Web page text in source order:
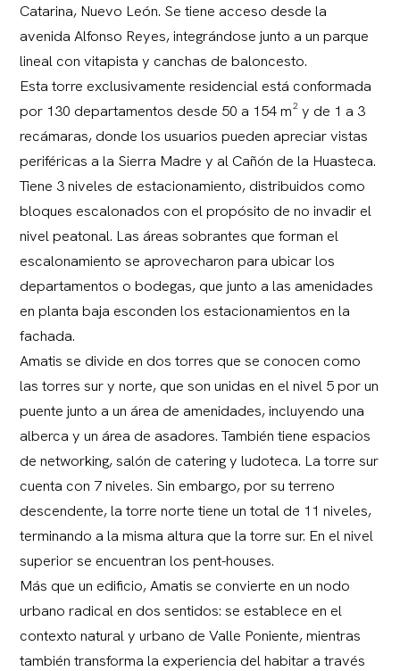
Catarina, Nuevo León. Se tiene acceso desde la
avenida Alfonso Reyes, integrándose junto a un parque
lineal con vitapista y canchas de baloncesto.
Esta torre exclusivamente residencial está conformada
por 130 departamentos desde 50 a 154 m² y de 1 a 3
recámaras, donde los usuarios pueden apreciar vistas
periféricas a la Sierra Madre y al Cañón de la Huasteca.
Tiene 3 niveles de estacionamiento, distribuidos como
bloques escalonados con el propósito de no invadir el
nivel peatonal. Las áreas sobrantes que forman el
escalonamiento se aprovecharon para ubicar los
departamentos o bodegas, que junto a las amenidades
en planta baja esconden los estacionamientos en la
fachada.
Amatis se divide en dos torres que se conocen como
las torres sur y norte, que son unidas en el nivel 5 por un
puente junto a un área de amenidades, incluyendo una
alberca y un área de asadores. También tiene espacios
de networking, salón de catering y ludoteca. La torre sur
cuenta con 7 niveles. Sin embargo, por su terreno
descendente, la torre norte tiene un total de 11 niveles,
terminando a la misma altura que la torre sur. En el nivel
superior se encuentran los pent-houses.
Más que un edificio, Amatis se convierte en un nodo
urbano radical en dos sentidos: se establece en el
contexto natural y urbano de Valle Poniente, mientras
también transforma la experiencia del habitar a través